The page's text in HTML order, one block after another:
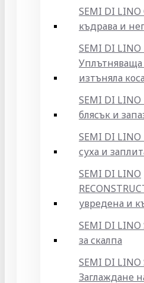
SEMI DI LINO
къдрава и
SEMI DI LINO
Уплътняваща
изтъняла коса
SEMI DI
блясък и
SEMI DI LINO
суха и
SEMI DI LINO
увредена и
SEMI DI LINO
за скалпа
SEMI DI LINO
Заглаждане